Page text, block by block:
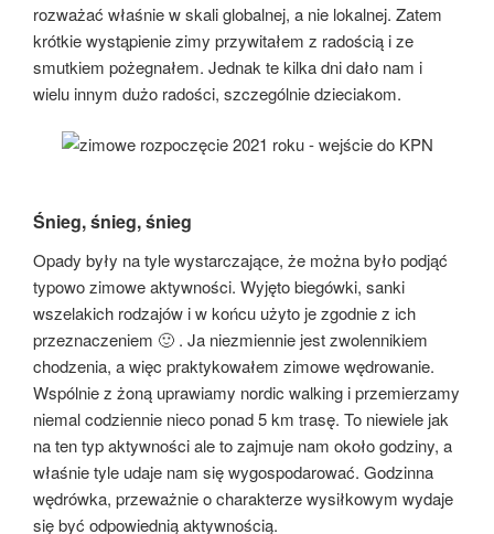
rozważać właśnie w skali globalnej, a nie lokalnej. Zatem
krótkie wystąpienie zimy przywitałem z radością i ze
smutkiem pożegnałem. Jednak te kilka dni dało nam i
wielu innym dużo radości, szczególnie dzieciakom.
Śnieg, śnieg, śnieg
Opady były na tyle wystarczające, że można było podjąć
typowo zimowe aktywności. Wyjęto biegówki, sanki
wszelakich rodzajów i w końcu użyto je zgodnie z ich
przeznaczeniem 🙂 . Ja niezmiennie jest zwolennikiem
chodzenia, a więc praktykowałem zimowe wędrowanie.
Wspólnie z żoną uprawiamy nordic walking i przemierzamy
niemal codziennie nieco ponad 5 km trasę. To niewiele jak
na ten typ aktywności ale to zajmuje nam około godziny, a
właśnie tyle udaje nam się wygospodarować. Godzinna
wędrówka, przeważnie o charakterze wysiłkowym wydaje
się być odpowiednią aktywnością.